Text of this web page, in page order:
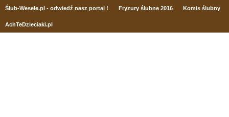
Ślub-Wesele.pl - odwiedź nasz portal ! Fryzury ślubne 2016 Komis ślubny
AchTeDzieciaki.pl